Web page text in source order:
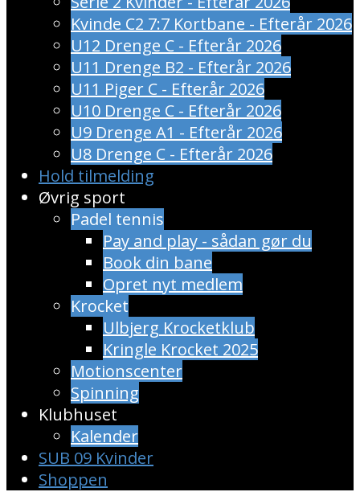
Kvinde C2 7:7 Kortbane - Efterår 2026
U12 Drenge C - Efterår 2026
U11 Drenge B2 - Efterår 2026
U11 Piger C - Efterår 2026
U10 Drenge C - Efterår 2026
U9 Drenge A1 - Efterår 2026
U8 Drenge C - Efterår 2026
Hold tilmelding
Øvrig sport
Padel tennis
Pay and play - sådan gør du
Book din bane
Opret nyt medlem
Krocket
Ulbjerg Krocketklub
Kringle Krocket 2025
Motionscenter
Spinning
Klubhuset
Kalender
SUB 09 Kvinder
Shoppen